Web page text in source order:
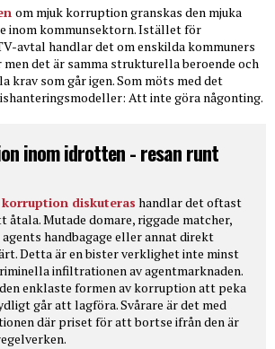
om mjuk korruption granskas den mjuka
inom kommunsektorn. Istället för
avtal handlar det om enskilda kommuners
det är samma strukturella beroende och
krav som går igen. Som möts med det
Att inte göra någonting.
inom idrotten - resan runt
diskuteras handlar det oftast
åtala. Mutade domare, riggade matcher,
handbagage eller annat direkt
Detta är en bister verklighet inte minst
infiltrationen av agentmarknaden.
enklaste formen av korruption att peka
går att lagföra. Svårare är det med
där priset för att bortse ifrån den är